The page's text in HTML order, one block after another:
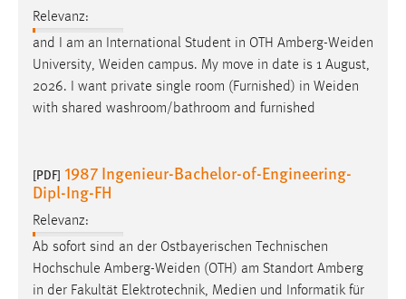
Relevanz:
and I am an International Student in OTH Amberg-Weiden
University, Weiden campus. My move in date is 1 August,
2026. I want private single room (Furnished) in Weiden
with shared washroom/bathroom and furnished
[PDF] 1987 Ingenieur-Bachelor-of-Engineering-
Dipl-Ing-FH
Relevanz:
Ab sofort sind an der Ostbayerischen Technischen
Hochschule Amberg-Weiden (OTH) am Standort Amberg
in der Fakultät Elektrotechnik, Medien und Informatik für